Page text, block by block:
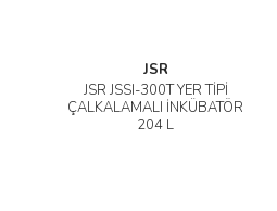
JSR
JSR JSSI-300T YER TİPİ
ÇALKALAMALI İNKÜBATÖR
204 L